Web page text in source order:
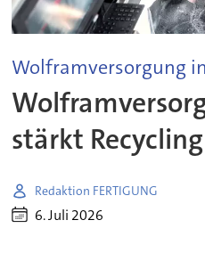
Wolframversorgung
stärkt Recycling
Redaktion FERTIGUNG
6. Juli 2026